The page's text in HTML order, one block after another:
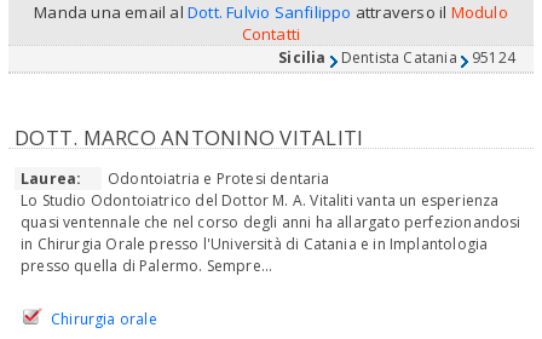
Manda una email al Dott. Fulvio Sanfilippo attraverso il Modulo
Contatti
Sicilia Dentista Catania 95124
DOTT. MARCO ANTONINO VITALITI
Laurea:
Odontoiatria e Protesi dentaria
Lo Studio Odontoiatrico del Dottor M. A. Vitaliti vanta un esperienza
quasi ventennale che nel corso degli anni ha allargato perfezionandosi
in Chirurgia Orale presso l'Università di Catania e in Implantologia
presso quella di Palermo. Sempre...
Chirurgia orale